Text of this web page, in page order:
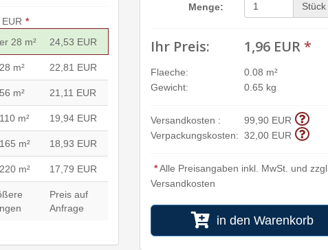
*
28 m² 24,53 EUR
m² 22,81 EUR
m² 21,11 EUR
m² 19,94 EUR
m² 18,93 EUR
m² 17,79 EUR
Preis auf
Anfrage
Menge: Stück
Ihr Preis: 1,96 EUR *
Flaeche:
0.08 m²
Gewicht:
0.65 kg
Versandkosten :
99,90 EUR
Verpackungskosten: 32,00 EUR
*Alle Preisangaben inkl. MwSt. und zzgl.
Versandkosten
in den Warenkorb